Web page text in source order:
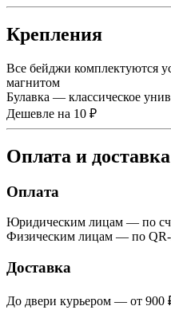
Крепления
Все бейджи комплектуются
магнитом
Булавка — классическое
Дешевле на 10 ₽
Оплата и доставка
Оплата
Юридическим лицам — по
Физическим лицам — по QR-
Доставка
До двери курьером — от 900